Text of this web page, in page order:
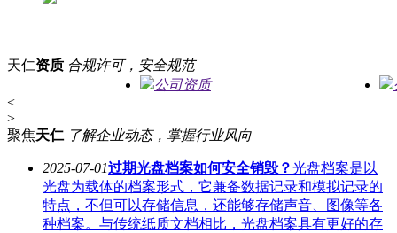
天仁资质 合规许可，安全规范
公司资质
<
>
聚焦天仁 了解企业动态，掌握行业风向
2025-07-01过期光盘档案如何安全销毁？光盘档案是以
光盘为载体的档案形式，它兼备数据记录和模拟记录的
特点，不但可以存储信息，还能够存储声音、图像等各
种档案。与传统纸质文档相比，光盘档案具有更好的存